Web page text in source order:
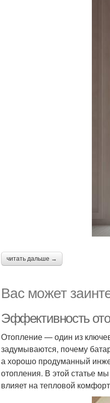
читать дальше →
Вас может
Эффективность
Отопление — один из
задумываются, почему
а хорошо продуманный
отопления. В этой статье
влияет на тепловой